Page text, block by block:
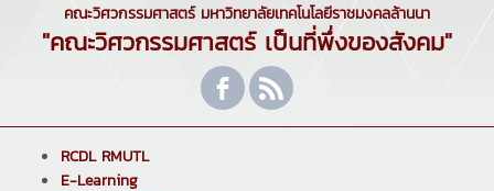
คณะวิศวกรรมศาสตร์ มหาวิทยาลัยเทคโนโลยีราชมงคลล้านนา
"คณะวิศวกรรมศาสตร์ เป็นที่พึ่งของสังคม"
RCDL RMUTL
E-Learning